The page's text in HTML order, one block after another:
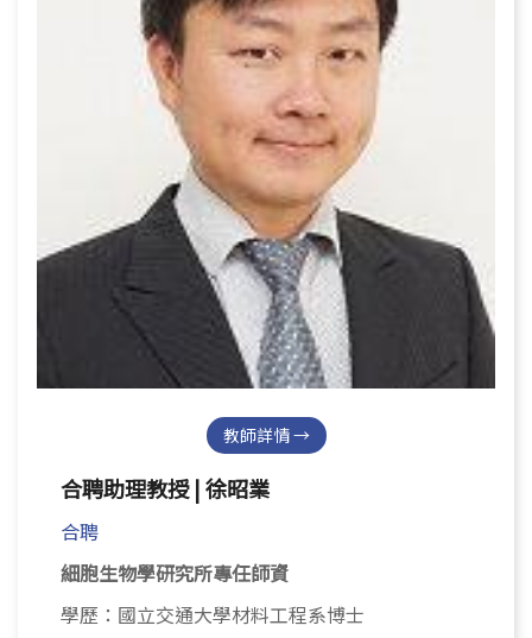
教師詳情 →
合聘助理教授 | 徐昭業
合聘
細胞生物學研究所專任師資
學歷：國立交通大學材料工程系博士